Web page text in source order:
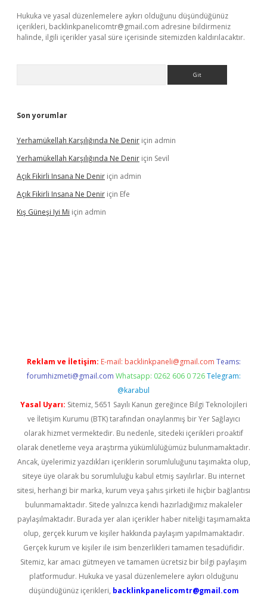
Hukuka ve yasal düzenlemelere aykırı olduğunu düşündüğünüz
içerikleri, backlinkpanelicomtr@gmail.com adresine bildirmeniz
halinde, ilgili içerikler yasal süre içerisinde sitemizden kaldırılacaktır.
Son yorumlar
Yerhamükellah Karşılığında Ne Denir için admin
Yerhamükellah Karşılığında Ne Denir için Sevil
Açık Fikirli Insana Ne Denir için admin
Açık Fikirli Insana Ne Denir için Efe
Kış Güneşi Iyi Mi için admin
Reklam ve İletişim: E-mail: backlinkpaneli@gmail.com Teams:
forumhizmeti@gmail.com Whatsapp: 0262 606 0 726 Telegram:
@karabul
Yasal Uyarı: Sitemiz, 5651 Sayılı Kanun gereğince Bilgi Teknolojileri
ve İletişim Kurumu (BTK) tarafından onaylanmış bir Yer Sağlayıcı
olarak hizmet vermektedir. Bu nedenle, sitedeki içerikleri proaktif
olarak denetleme veya araştırma yükümlülüğümüz bulunmamaktadır.
Ancak, üyelerimiz yazdıkları içeriklerin sorumluluğunu taşımakta olup,
siteye üye olarak bu sorumluluğu kabul etmiş sayılırlar. Bu internet
sitesi, herhangi bir marka, kurum veya şahıs şirketi ile hiçbir bağlantısı
bulunmamaktadır. Sitede yalnızca kendi hazırladığımız makaleler
paylaşılmaktadır. Burada yer alan içerikler haber niteliği taşımamakta
olup, gerçek kurum ve kişiler hakkında paylaşım yapılmamaktadır.
Gerçek kurum ve kişiler ile isim benzerlikleri tamamen tesadüfidir.
Sitemiz, kar amacı gütmeyen ve tamamen ücretsiz bir bilgi paylaşım
platformudur. Hukuka ve yasal düzenlemelere aykırı olduğunu
düşündüğünüz içerikleri, backlinkpanelicomtr@gmail.com